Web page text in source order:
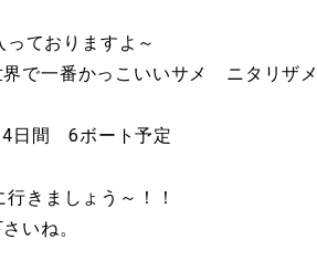
ておりますよ～
一番かっこいいサメ ニタリザメ
日間 6ボート予定
きましょう～！！
いね。